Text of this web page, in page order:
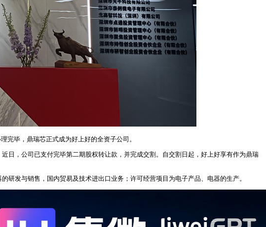
完毕，鼎瑞芯正式成为好上好的全资子公司。
日，公司已支付完毕第二期股权转让款，并完成交割。自交割日起，好上好享有作为鼎瑞
发与销售，国内贸易及技术进出口业务；许可经营项目为电子产品、电器的生产。